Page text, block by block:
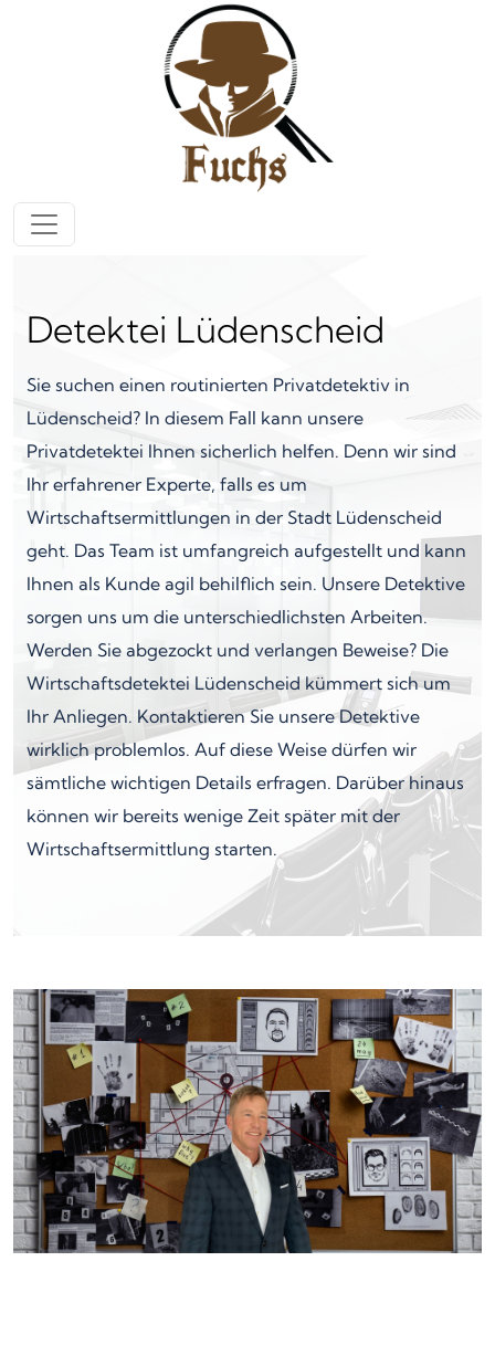
Zum Inhalt springen
Hauptnavigation
Detektei Lüdenscheid
Sie suchen einen routinierten Privatdetektiv in
Lüdenscheid? In diesem Fall kann unsere
Privatdetektei Ihnen sicherlich helfen. Denn wir sind
Ihr erfahrener Experte, falls es um
Wirtschaftsermittlungen in der Stadt Lüdenscheid
geht. Das Team ist umfangreich aufgestellt und kann
Ihnen als Kunde agil behilflich sein. Unsere Detektive
sorgen uns um die unterschiedlichsten Arbeiten.
Werden Sie abgezockt und verlangen Beweise? Die
Wirtschaftsdetektei Lüdenscheid kümmert sich um
Ihr Anliegen. Kontaktieren Sie unsere Detektive
wirklich problemlos. Auf diese Weise dürfen wir
sämtliche wichtigen Details erfragen. Darüber hinaus
können wir bereits wenige Zeit später mit der
Wirtschaftsermittlung starten.